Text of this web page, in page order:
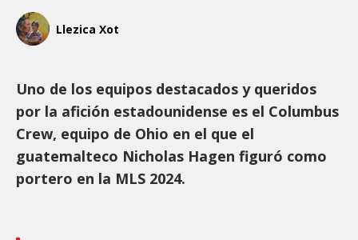
Llezica Xot
Uno de los equipos destacados y queridos
por la afición estadounidense es el Columbus
Crew, equipo de Ohio en el que el
guatemalteco Nicholas Hagen figuró como
portero en la MLS 2024.